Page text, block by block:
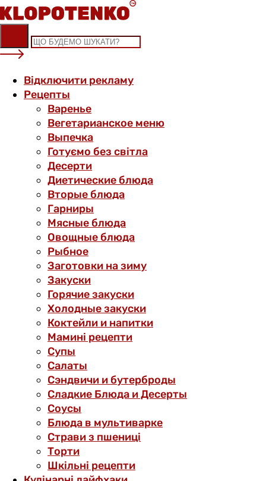
Skip
to
content
Відключити рекламу
Рецепты
Варенье
Вегетарианское меню
Выпечка
Готуємо без світла
Десерти
Диетические блюда
Вторые блюда
Гарниры
Мясные блюда
Овощные блюда
Рыбное
Заготовки на зиму
Закуски
Горячие закуски
Холодные закуски
Коктейли и напитки
Мамині рецепти
Супы
Салаты
Сэндвичи и бутерброды
Сладкие Блюда и Десерты
Соусы
Блюда в мультиварке
Страви з пшениці
Торти
Шкільні рецепти